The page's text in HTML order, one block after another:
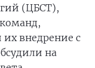
(ЦБСТ),
внедрение с
на